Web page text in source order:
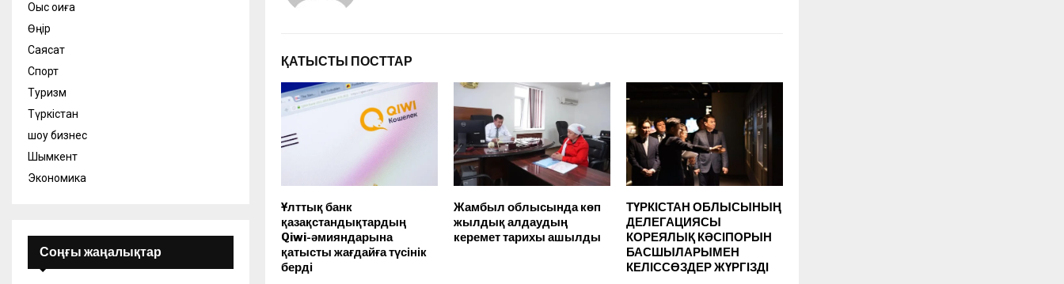
ҚАТЫСТЫ ПОСТТАР
Ұлттық банк
қазақстандықтардың
Qiwi-әмияндарына
қатысты жағдайға түсінік
берді
Жамбыл облысында көп
жылдық алдаудың
керемет тарихы ашылды
ТҮРКІСТАН ОБЛЫСЫНЫҢ
ДЕЛЕГАЦИЯСЫ
КОРЕЯЛЫҚ КӘСІПОРЫН
БАСШЫЛАРЫМЕН
КЕЛІССӨЗДЕР ЖҮРГІЗДІ
Оқыс оқиға
Өңір
Саясат
Спорт
Туризм
Түркістан
шоу бизнес
Шымкент
Экономика
Соңғы жаңалықтар